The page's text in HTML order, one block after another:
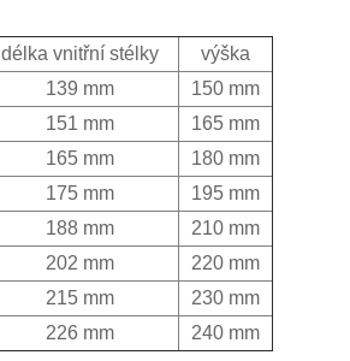
délka vnitřní stélky
výška
139 mm
150 mm
151 mm
165 mm
165 mm
180 mm
175 mm
195 mm
188 mm
210 mm
202 mm
220 mm
215 mm
230 mm
226 mm 240 mm